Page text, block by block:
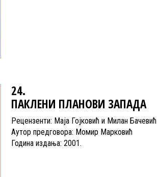
24.
ПАКЛЕНИ ПЛАНОВИ ЗАПАДА
Рецензенти: Маја Гојковић и Милан Бачевић
Аутор предговора: Момир Марковић
Година издања: 2001.